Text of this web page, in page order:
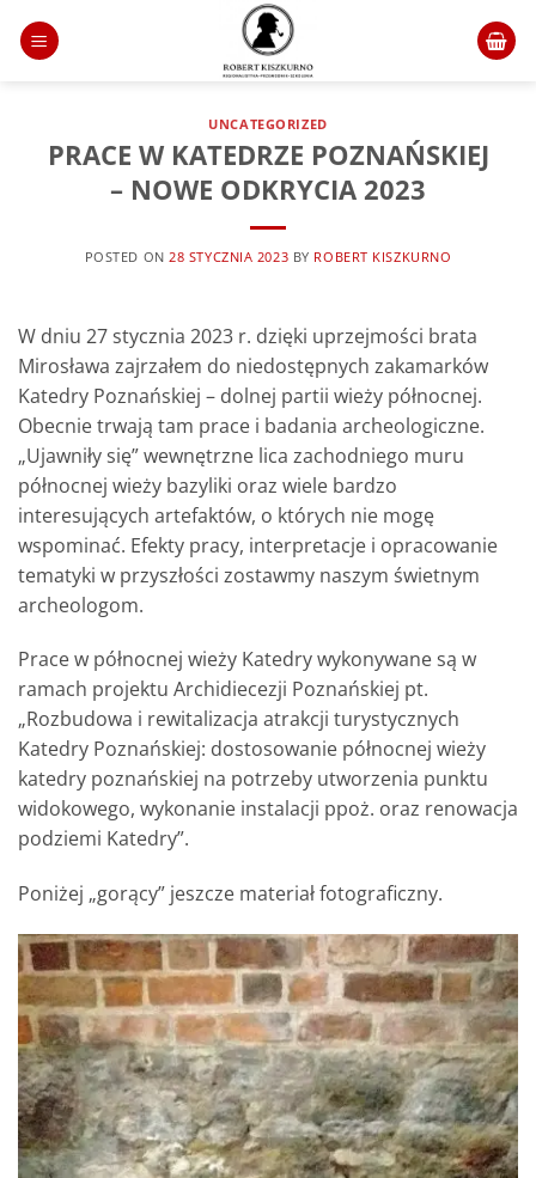
UNCATEGORIZED
PRACE W KATEDRZE POZNAŃSKIEJ
– NOWE ODKRYCIA 2023
POSTED ON 28 STYCZNIA 2023 BY ROBERT KISZKURNO
W dniu 27 stycznia 2023 r. dzięki uprzejmości brata
Mirosława zajrzałem do niedostępnych zakamarków
Katedry Poznańskiej – dolnej partii wieży północnej.
Obecnie trwają tam prace i badania archeologiczne.
„Ujawniły się” wewnętrzne lica zachodniego muru
północnej wieży bazyliki oraz wiele bardzo
interesujących artefaktów, o których nie mogę
wspominać. Efekty pracy, interpretacje i opracowanie
tematyki w przyszłości zostawmy naszym świetnym
archeologom.
Prace w północnej wieży Katedry wykonywane są w
ramach projektu Archidiecezji Poznańskiej pt.
„Rozbudowa i rewitalizacja atrakcji turystycznych
Katedry Poznańskiej: dostosowanie północnej wieży
katedry poznańskiej na potrzeby utworzenia punktu
widokowego, wykonanie instalacji ppoż. oraz renowacja
podziemi Katedry”.
Poniżej „gorący” jeszcze materiał fotograficzny.